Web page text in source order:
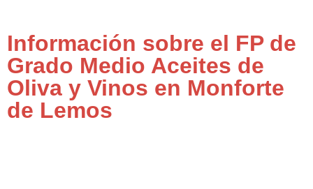
Información sobre el FP de
Grado Medio Aceites de
Oliva y Vinos en Monforte
de Lemos